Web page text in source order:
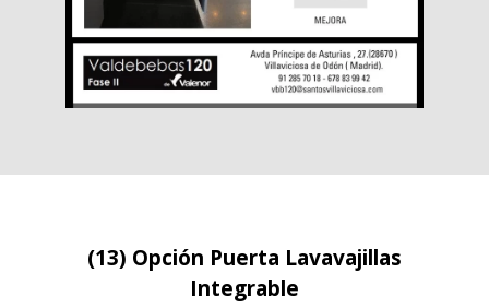
(13) Opción Puerta Lavavajillas
Integrable